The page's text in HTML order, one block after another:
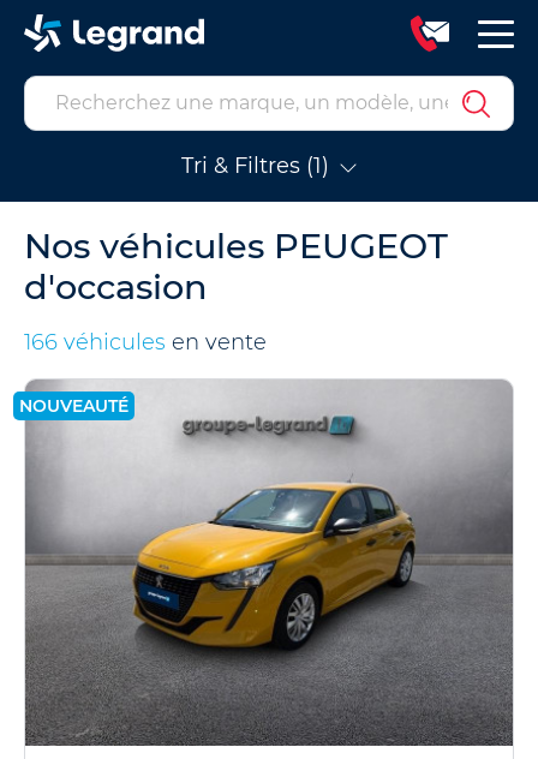
Tri & Filtres (1)
Nos véhicules PEUGEOT
d'occasion
166 véhicules en vente
NOUVEAUTÉ